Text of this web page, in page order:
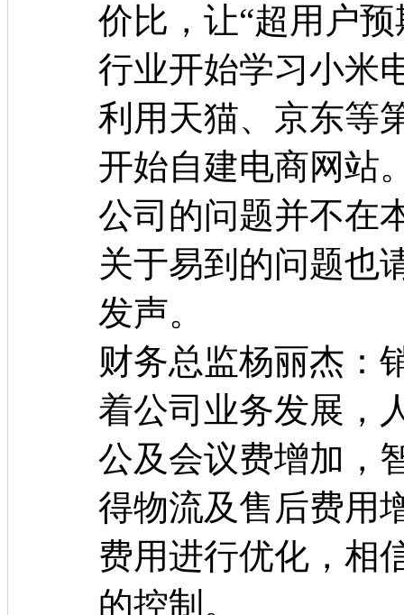
价比，让“超用户
行业开始学习小米
利用天猫、京东等
开始自建电商网站
公司的问题并不在
关于易到的问题也
发声。
财务总监杨丽杰：
着公司业务发展，
公及会议费增加，
得物流及售后费用
费用进行优化，相
的控制。